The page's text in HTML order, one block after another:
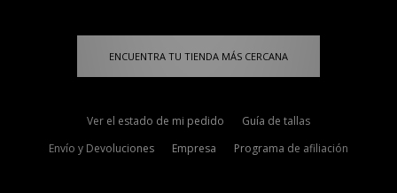
ENCUENTRA TU TIENDA MÁS CERCANA
Ver el estado de mi pedido
Guía de tallas
Envío y Devoluciones
Empresa Programa de afiliación